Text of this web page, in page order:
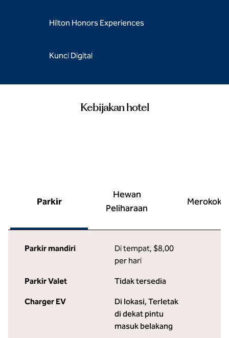
Hilton Honors Experiences
Kunci Digital
Kebijakan hotel
Parkir
Hewan
Peliharaan
Merokok
Parkir mandiri Di tempat, $8,00
per hari
Parkir Valet Tidak tersedia
Charger EV Di lokasi, Terletak
di dekat pintu
masuk belakang